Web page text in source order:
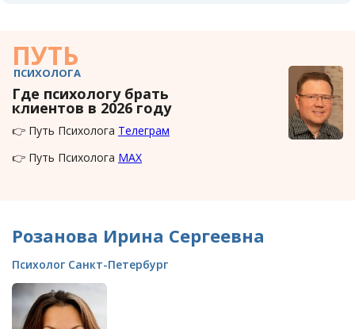
ПУТЬ
ПСИХОЛОГА
Где психологу брать
клиентов в 2026 году
👉 Путь Психолога Телеграм
👉 Путь Психолога MAX
Розанова Ирина Сергеевна
Психолог Санкт-Петербург